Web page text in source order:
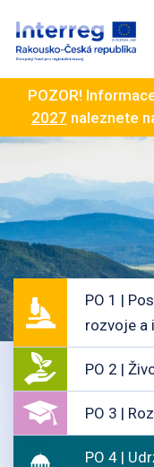
POZOR!
2027 naleznete
PO 1 |
rozvoje a
PO 2 |
PO 3 |
PO 4 |